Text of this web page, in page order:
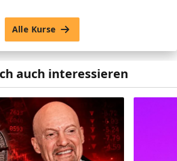
Alle Kurse
auch interessieren